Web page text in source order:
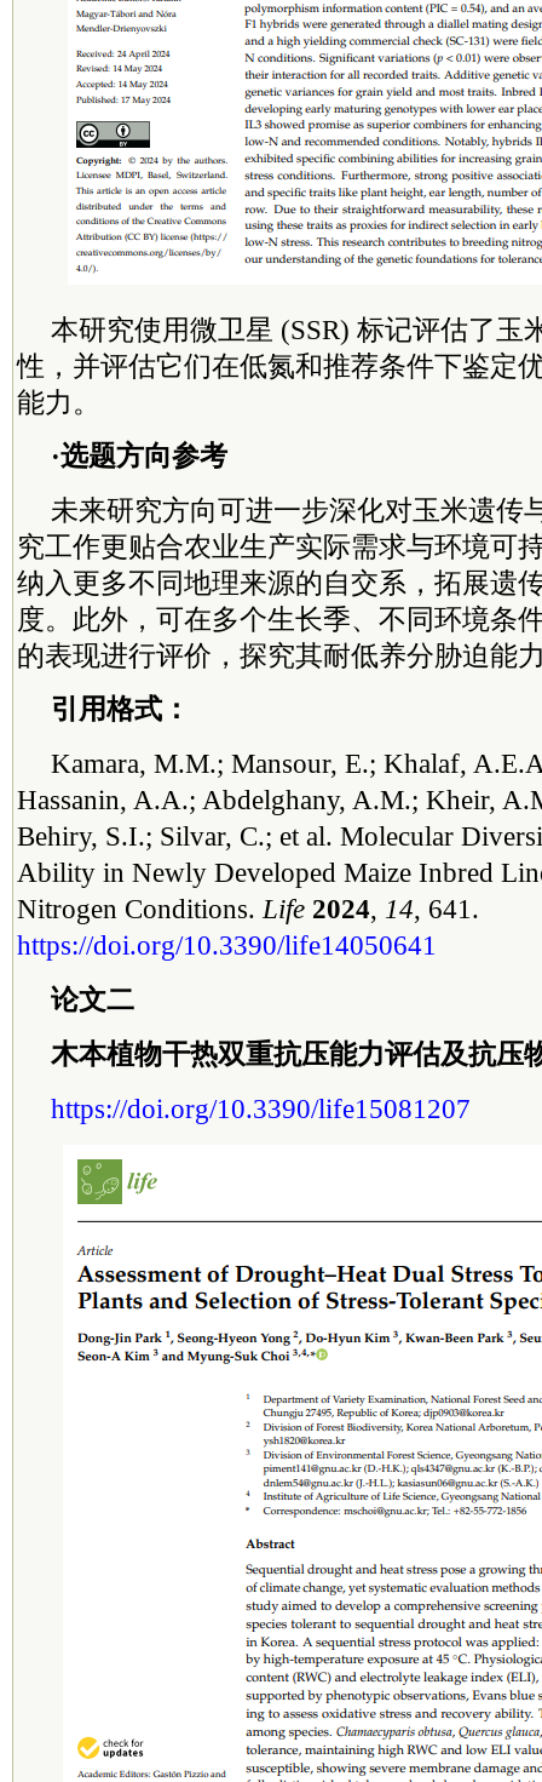
本研究使用微卫星 (SSR) 标记评估了玉
性，并评估它们在低氮和推荐条件下鉴定
能力。
·选题方向参考
未来研究方向可进一步深化对玉米遗传
究工作更贴合农业生产实际需求与环境可
纳入更多不同地理来源的自交系，拓展遗
度。此外，可在多个生长季、不同环境条
的表现进行评价，探究其耐低养分胁迫能
引用格式：
Kamara, M.M.; Mansour, E.; Khalaf,
Hassanin, A.A.; Abdelghany, A.M.; Kheir,
Behiry, S.I.; Silvar, C.; et al. Molecular
Ability in Newly Developed Maize Inbred
Nitrogen Conditions. Life 2024, 14, 641.
https://doi.org/10.3390/life14050641
论文二
木本植物干热双重抗压能力评估及抗压
https://doi.org/10.3390/life15081207